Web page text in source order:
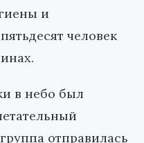
и
человек
в небо был
отправилась